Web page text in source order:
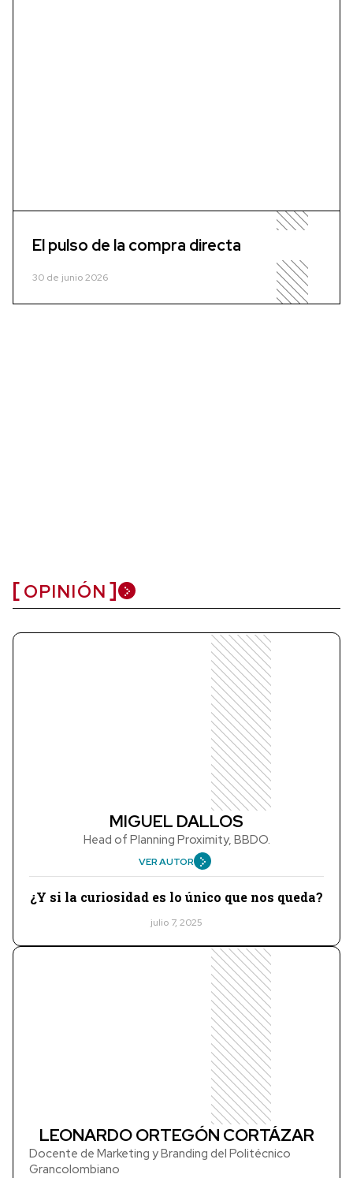
El pulso de la compra directa
30 de junio 2026
OPINIÓN
MIGUEL DALLOS
Head of Planning Proximity, BBDO.
VER AUTOR
¿Y si la curiosidad es lo único que nos queda?
julio 7, 2025
LEONARDO ORTEGÓN CORTÁZAR
Docente de Marketing y Branding del Politécnico
Grancolombiano